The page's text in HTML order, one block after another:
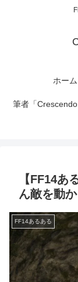
ホーム
筆者「
【FF14あ
ん敵を動
FF14あるある